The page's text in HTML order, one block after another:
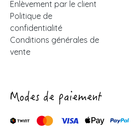
Enlèvement par le client
Politique de
confidentialité
Conditions générales de
vente
Modes de paiement